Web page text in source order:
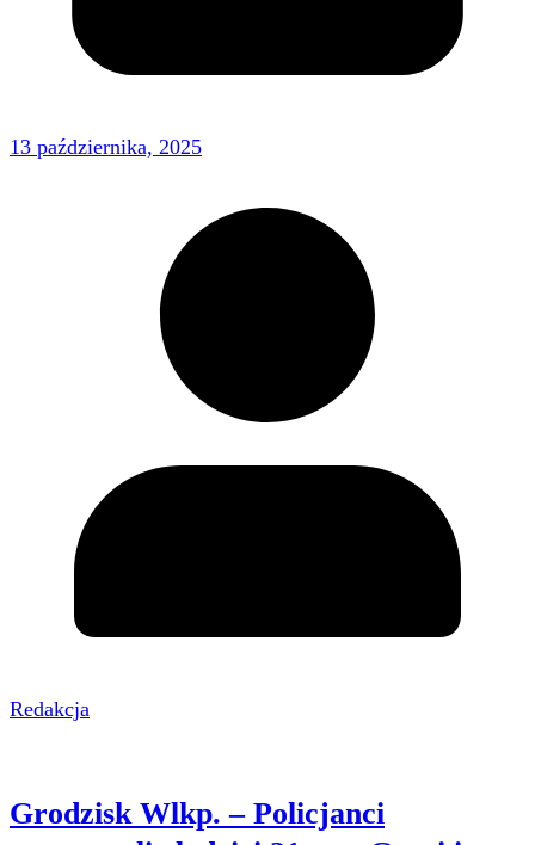
13 października, 2025
Redakcja
Grodzisk Wlkp. – Policjanci